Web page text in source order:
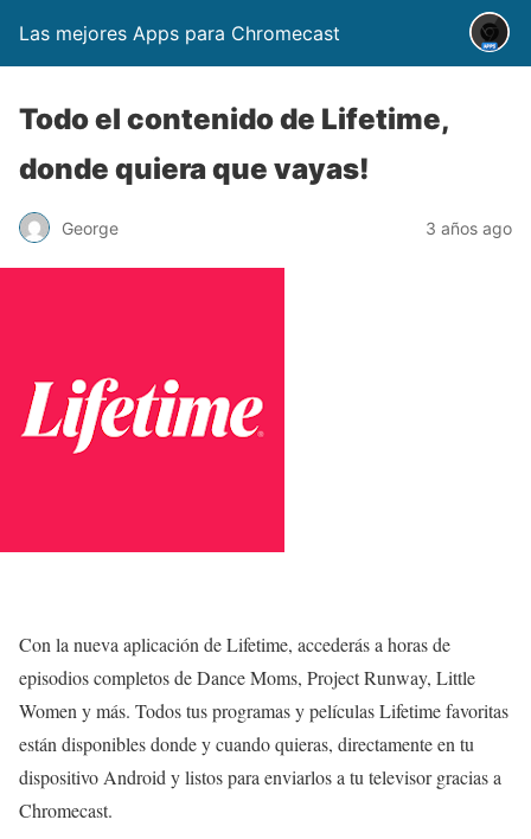
Las mejores Apps para Chromecast
Todo el contenido de Lifetime,
donde quiera que vayas!
George 3 años ago
Con la nueva aplicación de Lifetime, accederás a horas de
episodios completos de Dance Moms, Project Runway, Little
Women y más. Todos tus programas y películas Lifetime favoritas
están disponibles donde y cuando quieras, directamente en tu
dispositivo Android y listos para enviarlos a tu televisor gracias a
Chromecast.